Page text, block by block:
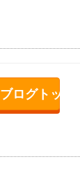
ブログトップへ